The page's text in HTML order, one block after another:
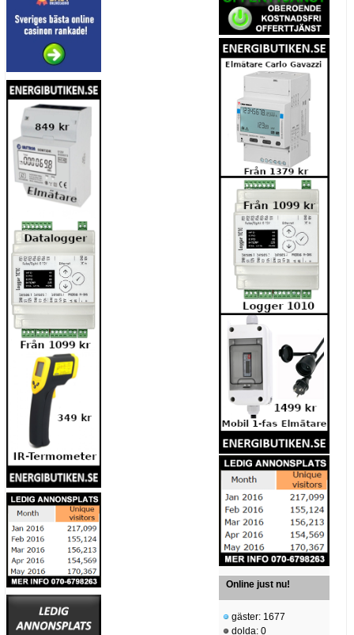
Online just nu!
gäster: 1677
dolda: 0